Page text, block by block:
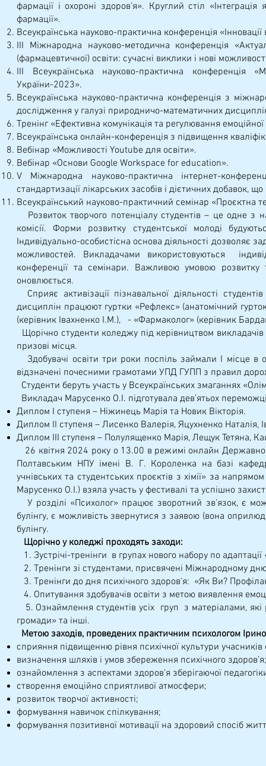
фармації і охороні здоров’я». Круглий стіл
фармації».
Всеукраїнська науково-практична конференція
ІІІ Міжнародна науково-методична конференція
(фармацевтичної) освіти: сучасні виклики і нові
ІІІ Всеукраїнська науково-практична конференція
України-2023».
Всеукраїнська науково-практична конференція з
дослідження у галузі природничо-математичних
Тренінг «Ефективна комунікація та регулювання
Всеукраїнська онлайн-конференція з підвищення
Вебінар «Можливості Youtube для освіти».
Вебінар «Основи Google Workspace for education».
V Міжнародна науково-практична інтернет-
стандартизації лікарських засобів і дієтичних добавок,
Всеукраїнський науково-практичний семінар «Проєктна
Розвиток творчого потенціалу студентів – це одне з
комісії. Форми розвитку студентської молоді
Індивідуально-особистісна основа діяльності дозволяє
можливостей. Викладачами використовуються
конференції та семінари. Важливою умовою розвитку
оновлюється.
Сприяє активізації пізнавальної діяльності
дисциплін працюют гуртки «Рефлекс» (анатомічний
(керівник Івахненко І.М.), - «Фармаколог» (керівник
Щорічно студенти коледжу під керівництвом
призові місця.
Здобувачі освіти три роки поспіль займали І місце в
відзначені почесними грамотами УПД ГУПП з правил
Студенти беруть участь у Всеукраїнських змаганнях
Викладач Марусенко О.І. підготувала дев’ятьох
Диплом І ступеня – Ніжинець Марія та Новик Вікторія.
Диплом ІІ ступеня – Лисенко Валерія, Яцухненко
Диплом ІІІ ступеня – Полулященко Марія, Лещук Тетяна,
26 квітня 2024 року о 13.00 в режимі онлайн Державною
Полтавським НПУ імені В. Г. Короленка на базі
учнівських та студентських проєктів з хімії» за
Марусенко О.І.) взяла участь у фестивалі та успішно
У розділі «Психолог» працює зворотний зв’язок, є
булінгу, є можливість звернутися з заявою (вона
булінгу.
Щорічно у коледжі проходять заходи:
1. Зустрічі-тренінги в групах нового набору по
2. Тренінги зі студентами, присвячені Міжнародному
3. Тренінги до дня психічного здоров’я: «Як Ви?
4. Опитування здобувачів освіти з метою виявлення
5. Ознаймлення студентів усіх груп з матеріалами,
громади» та інші.
Метою заходів, проведених практичним психологом
сприяння підвищенню рівня психічної культури
визначення шляхів і умов збереження психічного здоров’я;
ознайомлення з аспектами здоров’я зберігаючої
створення емоційно сприятливої атмосфери;
розвиток творчої активності;
формування навичок спілкування;
формування позитивної мотивації на здоровий спосіб